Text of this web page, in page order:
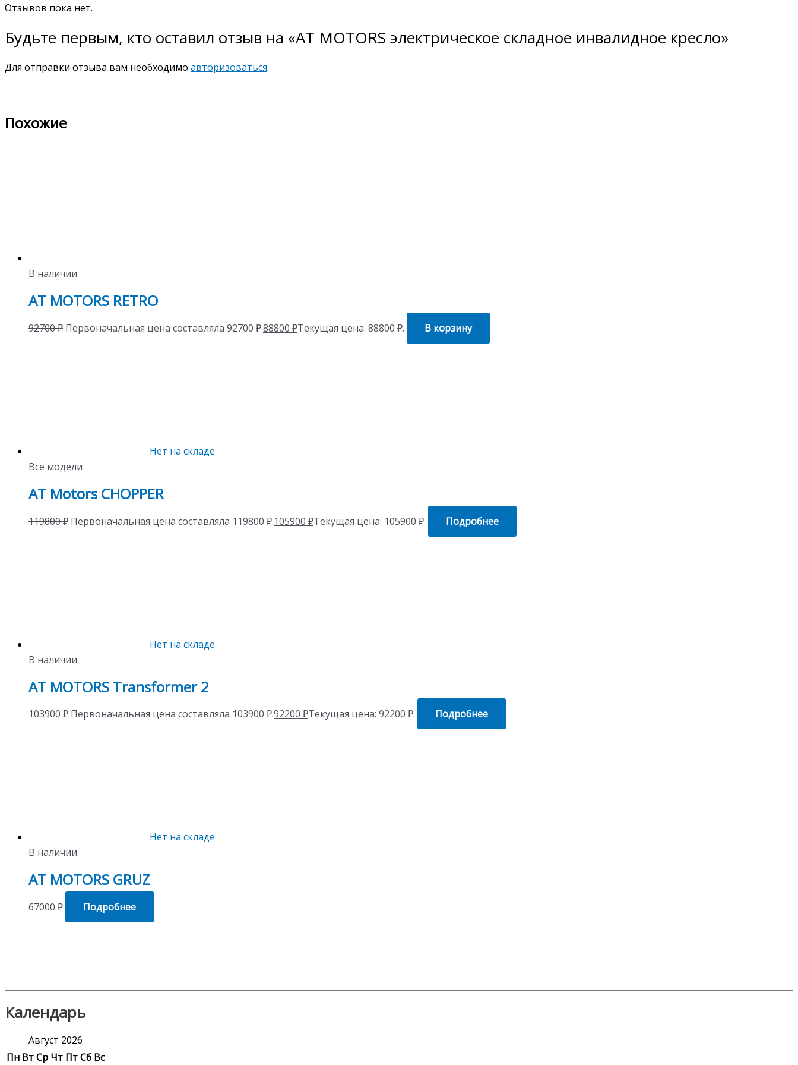
Отзывов пока нет.
Будьте первым, кто оставил отзыв на «AT MOTORS электрическое складное инвалидное кресло»
Для отправки отзыва вам необходимо авторизоваться.
Похожие
В наличии
AT MOTORS RETRO
92700₽ Первоначальная цена составляла 92700 ₽.88800 ₽Текущая цена: 88800 ₽. В корзину
Нет на складе
Все модели
AT Motors CHOPPER
119800₽ Первоначальная цена составляла 119800 ₽.105900 ₽Текущая цена: 105900 ₽. Подробнее
Нет на складе
В наличии
AT MOTORS Transformer 2
103900₽ Первоначальная цена составляла 103900 ₽.92200 ₽Текущая цена: 92200 ₽. Подробнее
Нет на складе
В наличии
AT MOTORS GRUZ
67000 ₽ Подробнее
Календарь
Август 2026
Пн ВтСр Чт ПтСб Вс